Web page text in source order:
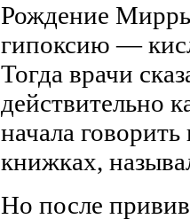
Рождение
гипоксию —
Тогда врачи
действительно
начала
книжках,
Но после